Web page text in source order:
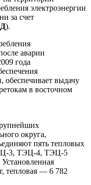
электроэнергии
за счет
).
аварии
года
обеспечивает выдачу
в восточном
округа,
пять тепловых
3, ТЭЦ-4, ТЭЦ-5
тепловая — 6 782